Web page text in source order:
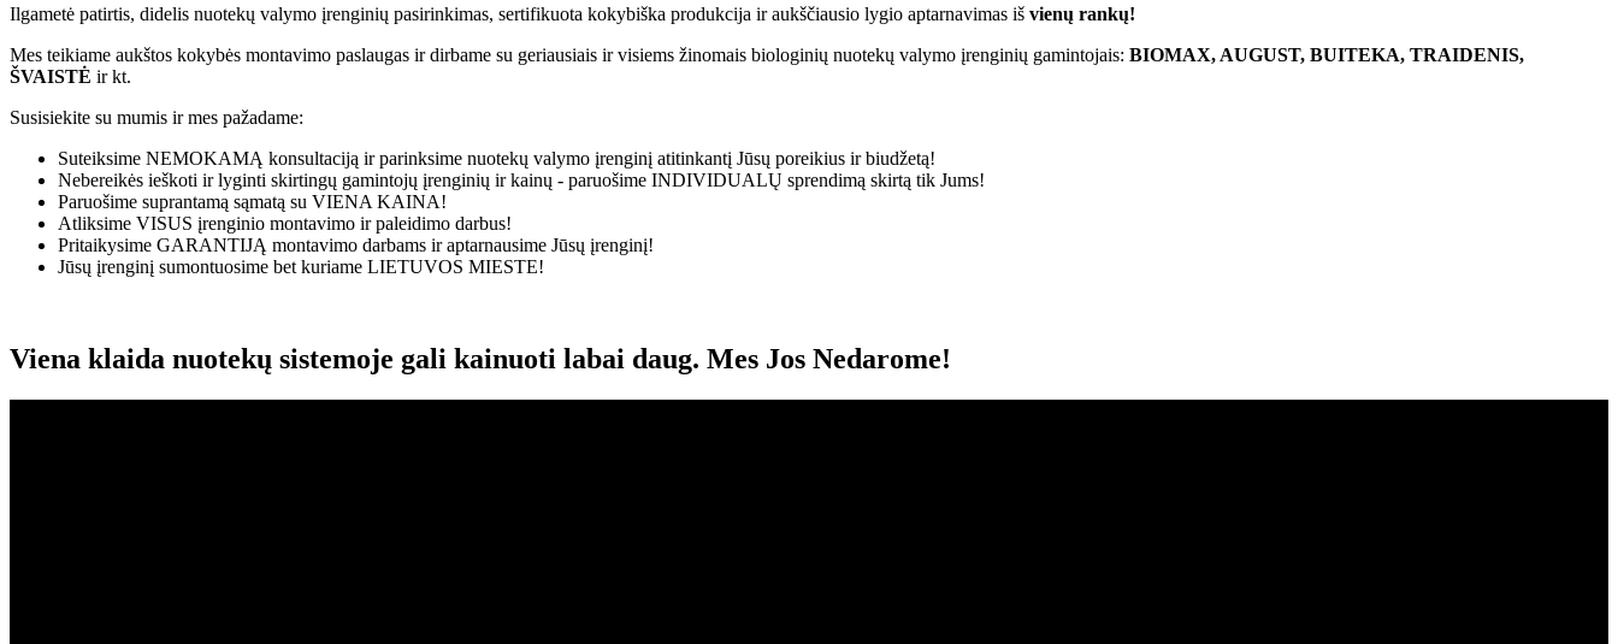
Ilgametė patirtis, didelis nuotekų valymo įrenginių pasirinkimas, sertifikuota kokybiška produkcija ir aukščiausio lygio aptarnavimas iš vienų rankų!
Mes teikiame aukštos kokybės montavimo paslaugas ir dirbame su geriausiais ir visiems žinomais biologinių nuotekų valymo įrenginių gamintojais: BIOMAX, AUGUST, BUITEKA, TRAIDENIS,
ŠVAISTĖ ir kt.
Susisiekite su mumis ir mes pažadame:
Suteiksime NEMOKAMĄ konsultaciją ir parinksime nuotekų valymo įrenginį atitinkantį Jūsų poreikius ir biudžetą!
Nebereikės ieškoti ir lyginti skirtingų gamintojų įrenginių ir kainų - paruošime INDIVIDUALŲ sprendimą skirtą tik Jums!
Paruošime suprantamą sąmatą su VIENA KAINA!
Atliksime VISUS įrenginio montavimo ir paleidimo darbus!
Pritaikysime GARANTIJĄ montavimo darbams ir aptarnausime Jūsų įrenginį!
Jūsų įrenginį sumontuosime bet kuriame LIETUVOS MIESTE!
Viena klaida nuotekų sistemoje gali kainuoti labai daug. Mes Jos Nedarome!